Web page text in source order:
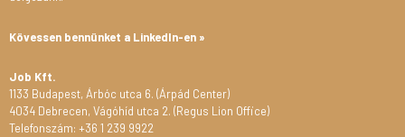
Kövessen bennünket a LinkedIn-en »
Job Kft.
1133 Budapest, Árbóc utca 6. (Árpád Center)
4034 Debrecen, Vágóhíd utca 2. (Regus Lion Office)
Telefonszám: +36 1 239 9922